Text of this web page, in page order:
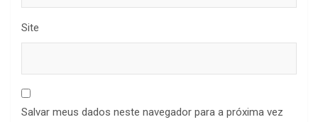
Site
Salvar meus dados neste navegador para a próxima vez